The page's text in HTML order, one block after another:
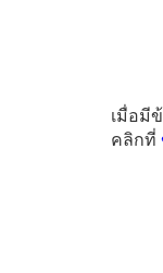
เมื่อมี
คลิกที่